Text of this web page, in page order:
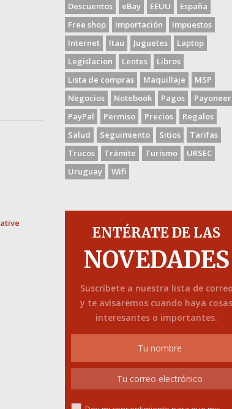
Descuentos
eBay EEUU
España
Free shop
Importación
Impuestos
Internet
Itau Juguetes
Laptop
Legislacion
Lentes
Libros
Lista de compras
Maquillaje
MSP
Negocios
Notebook Pagos
Payoneer
PayPal
Permiso Precios
Regalos
Salud
Seguimiento Sitios
Tarifas
Trucos
Trámite Turismo
URSEC
Uruguay
Wifi
ENTÉRATE DE LAS
NOVEDADES
Suscríbete a nuestra lista de
y te avisaremos cuando haya
interesantes o importantes.